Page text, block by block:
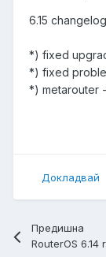
6.15
*) fixed
*) fixed
*) metarouter
Докладвай
Предишна
RouterOS 6.14